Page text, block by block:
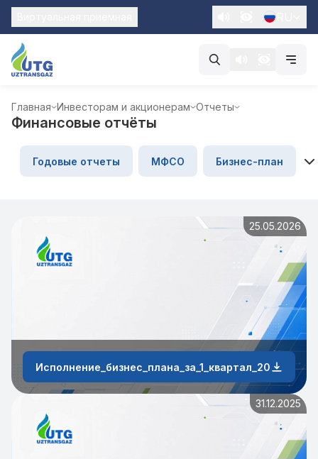
Главная Инвесторам и акционерам Отчеты
Финансовые отчёты
Годовые отчеты МФСО Бизнес-план
25.05.2026
Исполнение_бизнес_плана_за_1_квартал_2026_года
31.12.2025